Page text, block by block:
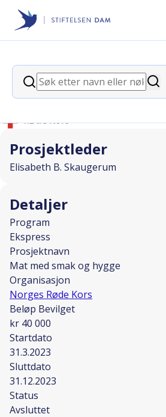
Stiftelsen Dam
Søk
Søk
back
Mat med smak og hygge
Prosjektleder
Elisabeth B. Skaugerum
Detaljer
Program
Ekspress
Prosjektnavn
Mat med smak og hygge
Organisasjon
Norges Røde Kors
Beløp Bevilget
kr 40 000
Startdato
31.3.2023
Sluttdato
31.12.2023
Status
Avsluttet